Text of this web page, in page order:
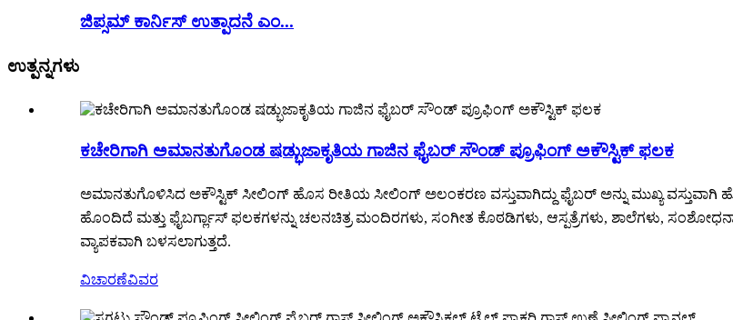
ಜಿಪ್ಸಮ್ ಕಾರ್ನಿಸ್ ಉತ್ಪಾದನೆ ಎಂ...
ಉತ್ಪನ್ನಗಳು
ಕಚೇರಿಗಾಗಿ ಅಮಾನತುಗೊಂಡ ಷಡ್ಭುಜಾಕೃತಿಯ ಗಾಜಿನ ಫೈಬರ್ ಸೌಂಡ್ ಪ್ರೂಫಿಂಗ್ ಅಕೌಸ್ಟಿಕ್ ಫಲಕ
ಅಮಾನತುಗೊಳಿಸಿದ ಅಕೌಸ್ಟಿಕ್ ಸೀಲಿಂಗ್ ಹೊಸ ರೀತಿಯ ಸೀಲಿಂಗ್ ಅಲಂಕರಣ ವಸ್ತುವಾಗಿದ್ದು ಫೈಬರ್ ಅನ್ನು ಮುಖ್ಯ
ಹೊಂದಿದೆ ಮತ್ತು ಫೈಬರ್ಗ್ಲಾಸ್ ಫಲಕಗಳನ್ನು ಚಲನಚಿತ್ರ ಮಂದಿರಗಳು, ಸಂಗೀತ ಕೊಠಡಿಗಳು, ಆಸ್ಪತ್ರೆಗಳು, ಶಾಲೆಗಳು, ಸಂಶೋಧನಾ
ವ್ಯಾಪಕವಾಗಿ ಬಳಸಲಾಗುತ್ತದೆ.
ವಿಚಾರಣೆವಿವರ